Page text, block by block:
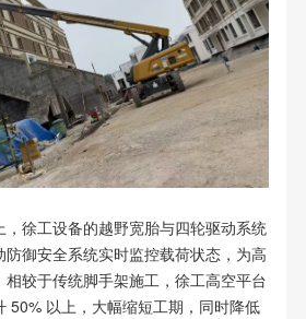
，徐工设备的越野宽胎与四轮驱动系统
御安全系统实时监控载荷状态，为高
较于传统脚手架施工，徐工高空平台
50% 以上，大幅缩短工期，同时降低